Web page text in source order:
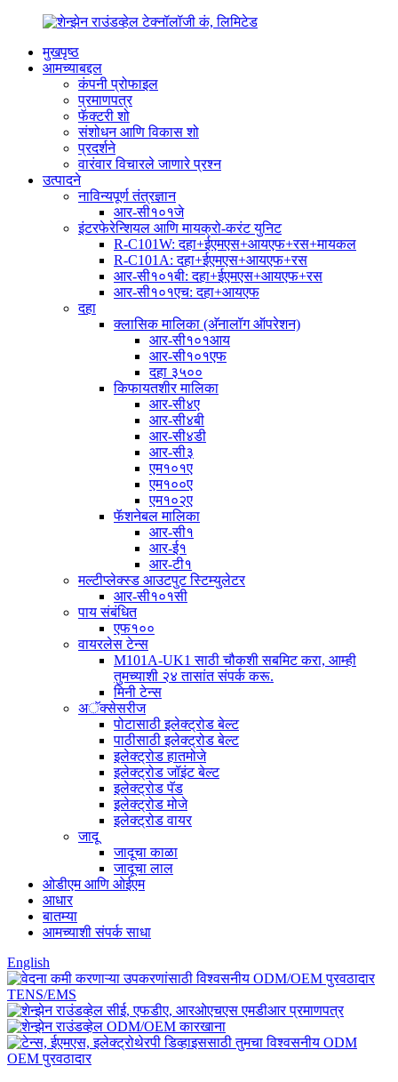
मुखपृष्ठ
आमच्याबद्दल
कंपनी प्रोफाइल
प्रमाणपत्र
फॅक्टरी शो
संशोधन आणि विकास शो
प्रदर्शने
वारंवार विचारले जाणारे प्रश्न
उत्पादने
नाविन्यपूर्ण तंत्रज्ञान
आर-सी१०१जे
इंटरफेरेन्शियल आणि मायक्रो-करंट युनिट
R-C101W: दहा+ईएमएस+आयएफ+रस+मायकल
R-C101A: दहा+ईएमएस+आयएफ+रस
आर-सी१०१बी: दहा+ईएमएस+आयएफ+रस
आर-सी१०१एच: दहा+आयएफ
दहा
क्लासिक मालिका (अ‍ॅनालॉग ऑपरेशन)
आर-सी१०१आय
आर-सी१०१एफ
दहा ३५००
किफायतशीर मालिका
आर-सी४ए
आर-सी४बी
आर-सी४डी
आर-सी३
एम१०१ए
एम१००ए
एम१०२ए
फॅशनेबल मालिका
आर-सी१
आर-ई१
आर-टी१
मल्टीप्लेक्स्ड आउटपुट स्टिम्युलेटर
आर-सी१०१सी
पाय संबंधित
एफ१००
वायरलेस टेन्स
M101A-UK1 साठी चौकशी सबमिट करा, आम्ही
तुमच्याशी २४ तासांत संपर्क करू.
मिनी टेन्स
अॅक्सेसरीज
पोटासाठी इलेक्ट्रोड बेल्ट
पाठीसाठी इलेक्ट्रोड बेल्ट
इलेक्ट्रोड हातमोजे
इलेक्ट्रोड जॉइंट बेल्ट
इलेक्ट्रोड पॅड
इलेक्ट्रोड मोजे
इलेक्ट्रोड वायर
जादू
जादूचा काळा
जादूचा लाल
ओडीएम आणि ओईएम
आधार
बातम्या
आमच्याशी संपर्क साधा
English